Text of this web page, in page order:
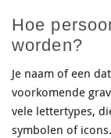
Hoe
worden?
Je naam of een
voorkomende
vele lettertypes,
symbolen of